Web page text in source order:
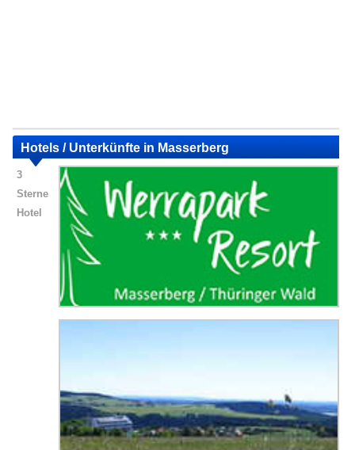
Hotels / Unterkünfte in Masserberg
3
Sterne
Hotel